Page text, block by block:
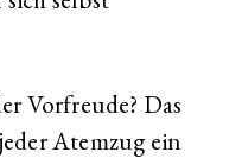
Vorfreude? Das
Atemzug ein